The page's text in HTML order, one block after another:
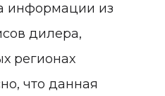
информации из
дилера,
регионах
что данная